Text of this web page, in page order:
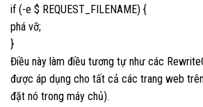
if (-e $ REQUEST_FILENAME) {
phá vỡ;
}
Điều này làm điều tương tự như các
được áp dụng cho tất cả các trang web
đặt nó trong máy chủ).